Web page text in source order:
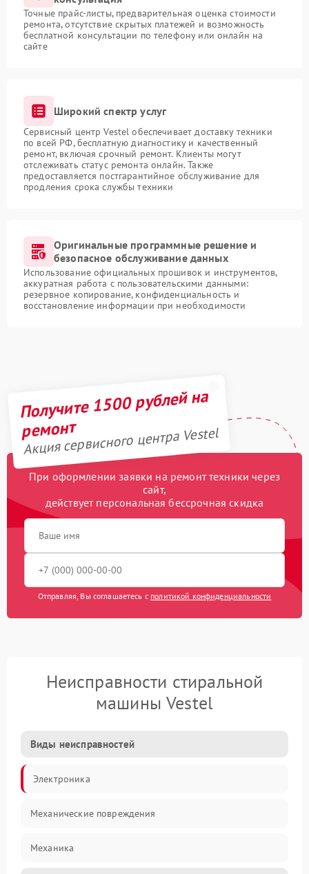
Точные прайс-листы, предварительная оценка стоимости
ремонта, отсутствие скрытых платежей и возможность
бесплатной консультации по телефону или онлайн на
сайте
Широкий спектр услуг
Сервисный центр Vestel обеспечивает доставку техники
по всей РФ, бесплатную диагностику и качественный
ремонт, включая срочный ремонт. Клиенты могут
отслеживать статус ремонта онлайн. Также
предоставляется постгарантийное обслуживание для
продления срока службы техники
Оригинальные программные решение и
безопасное обслуживание данных
Использование официальных прошивок и инструментов,
аккуратная работа с пользовательскими данными:
резервное копирование, конфиденциальность и
восстановление информации при необходимости
Получите 1500 рублей на
ремонт
Акция сервисного центра Vestel
При оформлении заявки на ремонт техники через
сайт,
действует персональная бессрочная скидка
Отправляя, Вы соглашаетесь с политикой конфиденциальности
Неисправности стиральной
машины Vestel
Виды неисправностей
Электроника
Механические повреждения
Механика